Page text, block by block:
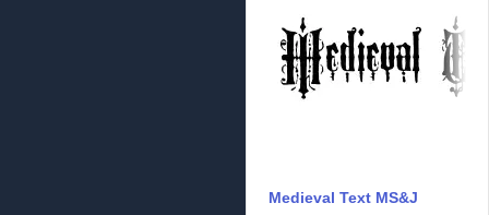
Medieval Text MS&J